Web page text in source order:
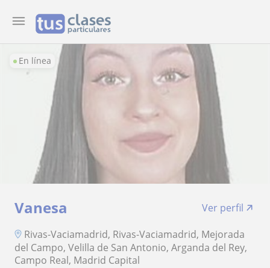
En línea
Vanesa
Ver perfil
Rivas-Vaciamadrid, Rivas-Vaciamadrid, Mejorada
del Campo, Velilla de San Antonio, Arganda del Rey,
Campo Real, Madrid Capital